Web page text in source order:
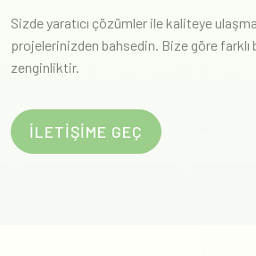
Sizde yaratıcı çözümler ile kaliteye
projelerinizden bahsedin. Bize göre farklı
zenginliktir.
İLETİŞİME GEÇ